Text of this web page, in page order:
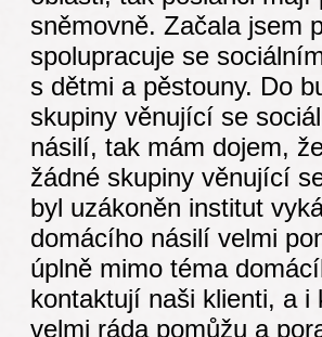
sněmovně. Začala jsem
spolupracuje se
s dětmi a pěstouny. Do
skupiny věnující se
násilí, tak mám dojem,
žádné skupiny věnující
byl uzákoněn institut
domácího násilí velmi
úplně mimo téma
kontaktují naši klienti, a i
velmi ráda pomůžu a